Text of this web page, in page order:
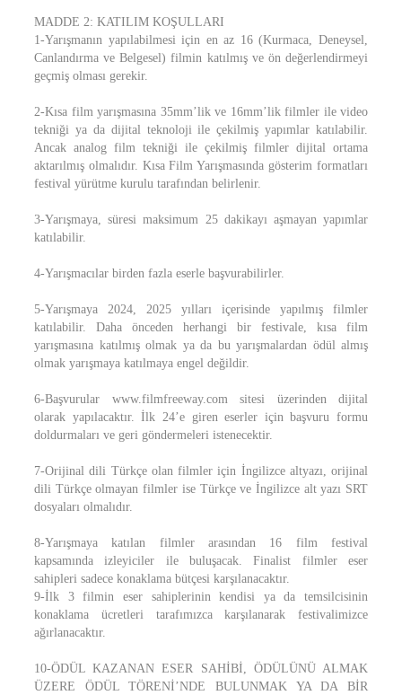
MADDE 2: KATILIM KOŞULLARI
1-Yarışmanın yapılabilmesi için en az 16 (Kurmaca, Deneysel,
Canlandırma ve Belgesel) filmin katılmış ve ön değerlendirmeyi
geçmiş olması gerekir.
2-Kısa film yarışmasına 35mm’lik ve 16mm’lik filmler ile video
tekniği ya da dijital teknoloji ile çekilmiş yapımlar katılabilir.
Ancak analog film tekniği ile çekilmiş filmler dijital ortama
aktarılmış olmalıdır. Kısa Film Yarışmasında gösterim formatları
festival yürütme kurulu tarafından belirlenir.
3-Yarışmaya, süresi maksimum 25 dakikayı aşmayan yapımlar
katılabilir.
4-Yarışmacılar birden fazla eserle başvurabilirler.
5-Yarışmaya 2024, 2025 yılları içerisinde yapılmış filmler
katılabilir. Daha önceden herhangi bir festivale, kısa film
yarışmasına katılmış olmak ya da bu yarışmalardan ödül almış
olmak yarışmaya katılmaya engel değildir.
6-Başvurular www.filmfreeway.com sitesi üzerinden dijital
olarak yapılacaktır. İlk 24’e giren eserler için başvuru formu
doldurmaları ve geri göndermeleri istenecektir.
7-Orijinal dili Türkçe olan filmler için İngilizce altyazı, orijinal
dili Türkçe olmayan filmler ise Türkçe ve İngilizce alt yazı SRT
dosyaları olmalıdır.
8-Yarışmaya katılan filmler arasından 16 film festival
kapsamında izleyiciler ile buluşacak. Finalist filmler eser
sahipleri sadece konaklama bütçesi karşılanacaktır.
9-İlk 3 filmin eser sahiplerinin kendisi ya da temsilcisinin
konaklama ücretleri tarafımızca karşılanarak festivalimizce
ağırlanacaktır.
10-ÖDÜL KAZANAN ESER SAHİBİ, ÖDÜLÜNÜ ALMAK
ÜZERE ÖDÜL TÖRENİ’NDE BULUNMAK YA DA BİR